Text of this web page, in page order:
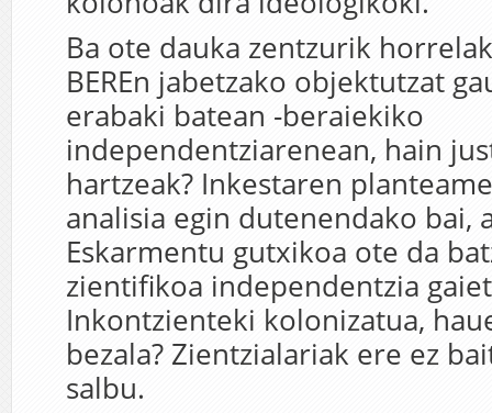
Ba ote dauka zentzurik
BEREn jabetzako objektutzat
erabaki batean -beraiekiko
independentziarenean, hain
hartzeak? Inkestaren
analisia egin dutenendako bai,
Eskarmentu gutxikoa ote da
zientifikoa independentzia
Inkontzienteki kolonizatua,
bezala? Zientzialariak ere ez
salbu.